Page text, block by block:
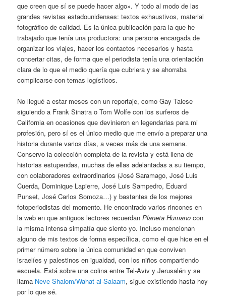
que creen que sí se puede hacer algo». Y todo al modo de las
grandes revistas estadounidenses: textos exhaustivos, material
fotográfico de calidad. Es la única publicación para la que he
trabajado que tenía una productora: una persona encargada de
organizar los viajes, hacer los contactos necesarios y hasta
concertar citas, de forma que el periodista tenía una orientación
clara de lo que el medio quería que cubriera y se ahorraba
complicarse con temas logísticos.
No llegué a estar meses con un reportaje, como Gay Talese
siguiendo a Frank Sinatra o Tom Wolfe con los surferos de
California en ocasiones que devinieron en legendarias para mi
profesión, pero sí es el único medio que me envío a preparar una
historia durante varios días, a veces más de una semana.
Conservo la colección completa de la revista y está llena de
historias estupendas, muchas de ellas adelantadas a su tiempo,
con colaboradores extraordinarios (José Saramago, José Luis
Cuerda, Dominique Lapierre, José Luis Sampedro, Eduard
Punset, José Carlos Somoza…) y bastantes de los mejores
fotoperiodistas del momento. He encontrado varios rincones en
la web en que antiguos lectores recuerdanPlaneta Humano con
la misma intensa simpatía que siento yo. Incluso mencionan
alguno de mis textos de forma específica, como el que hice en el
primer número sobre la única comunidad en que conviven
israelíes y palestinos en igualdad, con los niños compartiendo
escuela. Está sobre una colina entre Tel-Aviv y Jerusalén y se
llama Neve Shalom/Wahat al-Salaam, sigue existiendo hasta hoy
por lo que sé.